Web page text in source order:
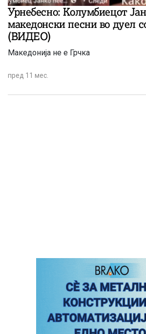
Урнебесно: Колумбиецот
македонски песни во дуел
(ВИДЕО)
Македонија не е Грчка
пред 11 мес.